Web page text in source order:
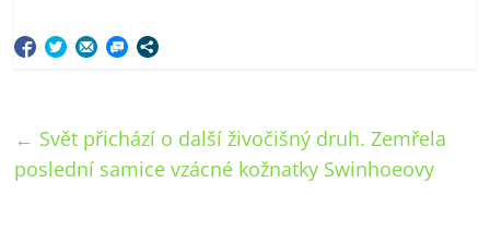
← Svět přichází o další živočišný druh. Zemřela
poslední samice vzácné kožnatky Swinhoeovy